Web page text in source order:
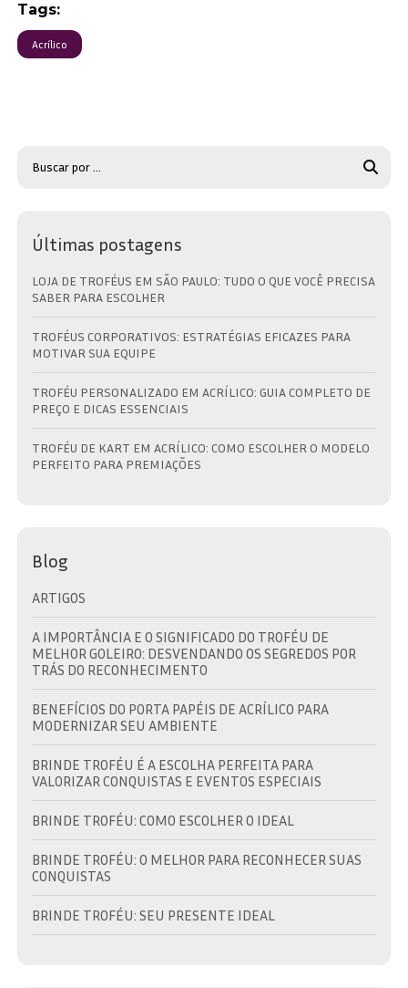
Tags:
Acrílico
Últimas postagens
LOJA DE TROFÉUS EM SÃO PAULO: TUDO O QUE VOCÊ PRECISA
SABER PARA ESCOLHER
TROFÉUS CORPORATIVOS: ESTRATÉGIAS EFICAZES PARA
MOTIVAR SUA EQUIPE
TROFÉU PERSONALIZADO EM ACRÍLICO: GUIA COMPLETO DE
PREÇO E DICAS ESSENCIAIS
TROFÉU DE KART EM ACRÍLICO: COMO ESCOLHER O MODELO
PERFEITO PARA PREMIAÇÕES
Blog
ARTIGOS
A IMPORTÂNCIA E O SIGNIFICADO DO TROFÉU DE
MELHOR GOLEIRO: DESVENDANDO OS SEGREDOS POR
TRÁS DO RECONHECIMENTO
BENEFÍCIOS DO PORTA PAPÉIS DE ACRÍLICO PARA
MODERNIZAR SEU AMBIENTE
BRINDE TROFÉU É A ESCOLHA PERFEITA PARA
VALORIZAR CONQUISTAS E EVENTOS ESPECIAIS
BRINDE TROFÉU: COMO ESCOLHER O IDEAL
BRINDE TROFÉU: O MELHOR PARA RECONHECER SUAS
CONQUISTAS
BRINDE TROFÉU: SEU PRESENTE IDEAL